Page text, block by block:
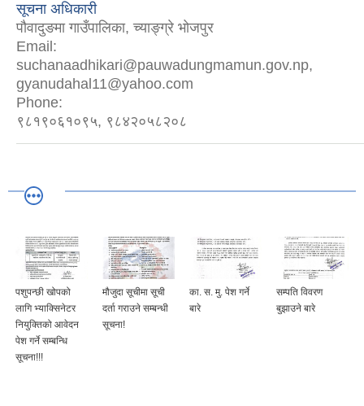
सूचना अधिकारी
पौवादुङमा गाउँपालिका, च्याङ्ग्रे भोजपुर
Email:
suchanaadhikari@pauwadungmamun.gov.np,
gyanudahal11@yahoo.com
Phone:
९८१९०६१०९५, ९८४२०५८२०८
पशुपन्छी खोपको
लागि भ्याक्सिनेटर
नियुक्तिको आवेदन
पेश गर्ने सम्बन्धि
सूचना!!!
मौजुदा सूचीमा सूची
दर्ता गराउने सम्बन्धी
सूचना!
का. स. मु. पेश गर्ने
बारे
सम्पति विवरण
बुझाउने बारे